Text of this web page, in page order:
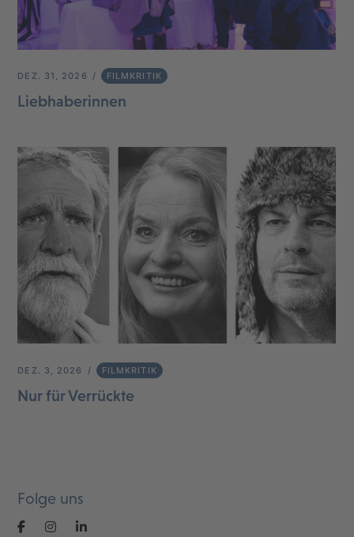
DEZ. 31, 2026 FILMKRITIK
Liebhaberinnen
DEZ. 3, 2026 FILMKRITIK
Nur für Verrückte
Folge uns